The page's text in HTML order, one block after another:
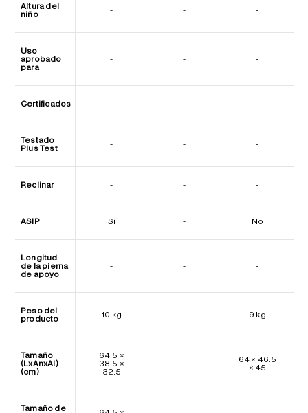
Altura del
niño
- - -
Uso
aprobado
para
- - -
Certificados - - -
Testado
Plus Test
- - -
Reclinar - - -
ASIP Sí - No
Longitud
de la pierna
de apoyo
- - -
Peso del
producto
10 kg - 9 kg
Tamaño
(LxAnxAl)
(cm)
64.5 ×
38.5 ×
32.5
-
64 × 46.5
× 45
Tamaño de